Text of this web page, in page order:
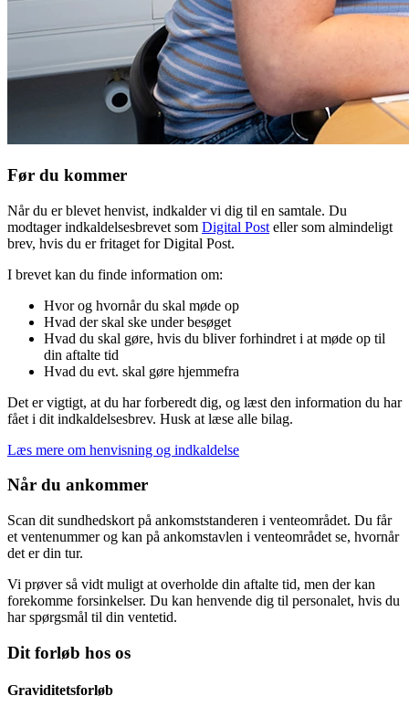
Før du kommer
Når du er blevet henvist, indkalder vi dig til en samtale. Du
modtager indkaldelsesbrevet som Digital Post eller som almindeligt
brev, hvis du er fritaget for Digital Post.
I brevet kan du finde information om:
Hvor og hvornår du skal møde op
Hvad der skal ske under besøget
Hvad du skal gøre, hvis du bliver forhindret i at møde op til
din aftalte tid
Hvad du evt. skal gøre hjemmefra
Det er vigtigt, at du har forberedt dig, og læst den information du har
fået i dit indkaldelsesbrev. Husk at læse alle bilag.
Læs mere om henvisning og indkaldelse
Når du ankommer
Scan dit sundhedskort på ankomststanderen i venteområdet. Du får
et ventenummer og kan på ankomstavlen i venteområdet se, hvornår
det er din tur.
Vi prøver så vidt muligt at overholde din aftalte tid, men der kan
forekomme forsinkelser. Du kan henvende dig til personalet, hvis du
har spørgsmål til din ventetid.
Dit forløb hos os
Graviditetsforløb